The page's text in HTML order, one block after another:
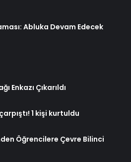
Abluka Devam Edecek
Enkazı Çıkarıldı
1 kişi kurtuldu
Öğrencilere Çevre Bilinci